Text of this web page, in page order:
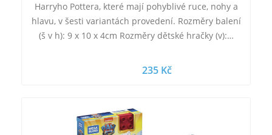
Harryho Pottera, které mají pohyblivé ruce, nohy a
hlavu, v šesti variantách provedení. Rozměry balení
(š v h): 9 x 10 x 4cm Rozměry dětské hračky (v):…
235 Kč